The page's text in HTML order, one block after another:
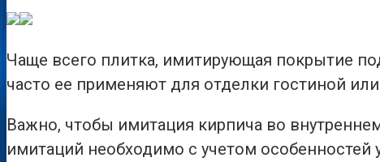
Чаще всего плитка, имитирующая покрытие
часто ее применяют для отделки гостиной
Важно, чтобы имитация кирпича во
имитаций необходимо с учетом особенностей